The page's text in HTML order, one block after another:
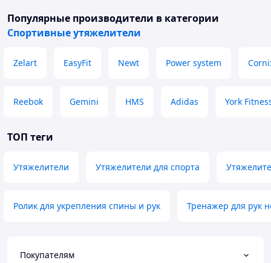
Популярные производители в категории
Спортивные утяжелители
Zelart EasyFit Newt Power system
Reebok Gemini HMS Adidas York
ТОП теги
Утяжелители Утяжелители для спорта
Ролик для укрепления спины и рук Тренажер для рук
Покупателям